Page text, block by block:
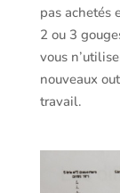
pas achetés
2 ou 3
vous
nouveaux
travail.